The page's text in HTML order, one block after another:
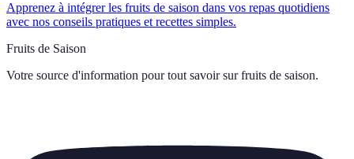
Apprenez à intégrer les fruits de saison dans vos repas quotidiens
avec nos conseils pratiques et recettes simples.
Fruits de Saison
Votre source d'information pour tout savoir sur fruits de saison.